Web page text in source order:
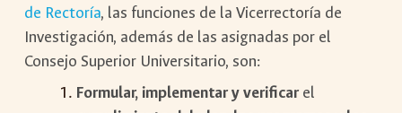
de Rectoría, las funciones de la Vicerrectoría de
Investigación, además de las asignadas por el
Consejo Superior Universitario, son:
Formular, implementar y verificarel